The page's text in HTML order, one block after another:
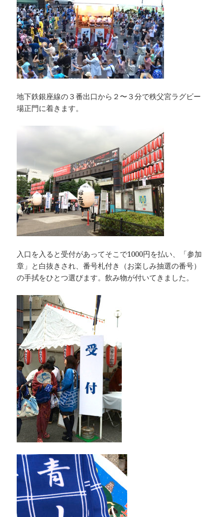
地下鉄銀座線の３番出口から２〜３分で秩父宮ラグビー
場正門に着きます。
入口を入ると受付があってそこで1000円を払い、「参加
章」と白抜きされ、番号札付き（お楽しみ抽選の番号）
の手拭をひとつ選びます。飲み物が付いてきました。